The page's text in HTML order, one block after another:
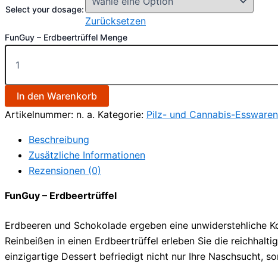
Select your dosage:
Zurücksetzen
FunGuy – Erdbeertrüffel Menge
In den Warenkorb
Artikelnummer: n. a. Kategorie: Pilz- und Cannabis-Esswaren
Beschreibung
Zusätzliche Informationen
Rezensionen (0)
FunGuy – Erdbeertrüffel
Erdbeeren und Schokolade ergeben eine unwiderstehliche
Reinbeißen in einen Erdbeertrüffel erleben Sie die
einzigartige Dessert befriedigt nicht nur Ihre Naschsucht,